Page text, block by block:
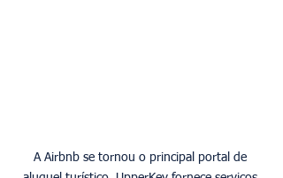
A Airbnb se tornou o principal portal de